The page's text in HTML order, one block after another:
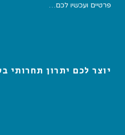
פרטיים ועכשיו לכם…
יוצר לכם יתרון תחרותי